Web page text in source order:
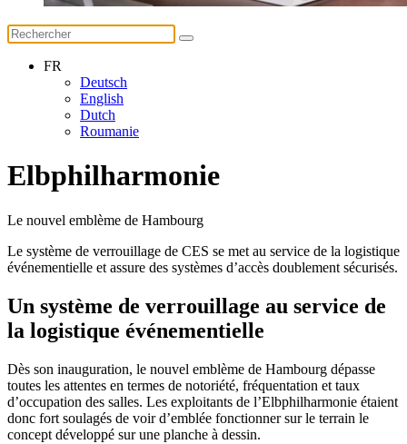
FR
Deutsch
English
Dutch
Roumanie
Elbphilharmonie
Le nouvel emblème de Hambourg
Le système de verrouillage de CES se met au service de la logistique
événementielle et assure des systèmes d’accès doublement sécurisés.
Un système de verrouillage au service de
la logistique événementielle
Dès son inauguration, le nouvel emblème de Hambourg dépasse
toutes les attentes en termes de notoriété, fréquentation et taux
d’occupation des salles. Les exploitants de l’Elbphilharmonie étaient
donc fort soulagés de voir d’emblée fonctionner sur le terrain le
concept développé sur une planche à dessin.